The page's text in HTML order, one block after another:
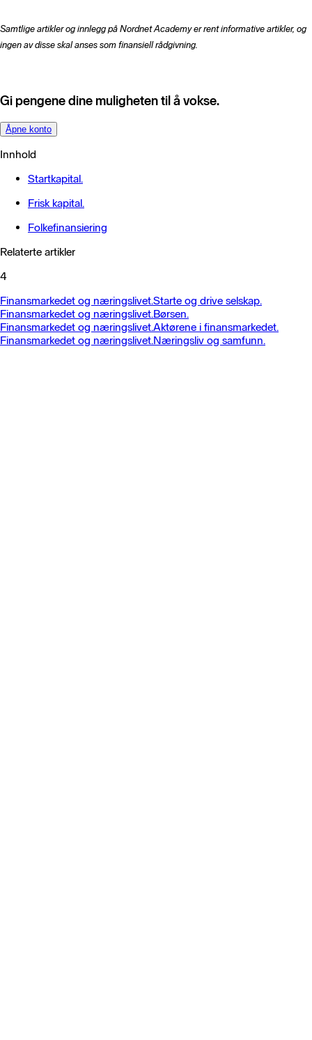
Samtlige artikler og innlegg på Nordnet Academy er rent informative artikler, og
ingen av disse skal anses som finansiell rådgivning.
Gi pengene dine muligheten til å vokse.
Åpne konto
Innhold
Startkapital.
Frisk kapital.
Folkefinansiering
Relaterte artikler
4
Finansmarkedet og næringslivet.Starte og drive selskap.
Finansmarkedet og næringslivet.Børsen.
Finansmarkedet og næringslivet.Aktørene i finansmarkedet.
Finansmarkedet og næringslivet.Næringsliv og samfunn.